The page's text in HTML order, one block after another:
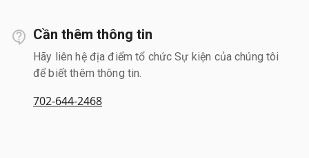
Cần thêm thông tin
Hãy liên hệ địa điểm tổ chức Sự kiện của chúng tôi
để biết thêm thông tin.
702-644-2468